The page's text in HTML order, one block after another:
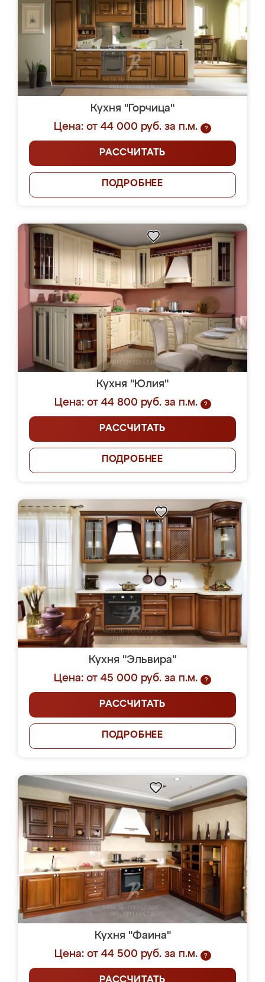
Кухня "Горчица"
Цена: от 44 000 руб. за п.м.
?
РАССЧИТАТЬ
ПОДРОБНЕЕ
Кухня "Юлия"
Цена: от 44 800 руб. за п.м.
?
РАССЧИТАТЬ
ПОДРОБНЕЕ
Кухня "Эльвира"
Цена: от 45 000 руб. за п.м.
?
РАССЧИТАТЬ
ПОДРОБНЕЕ
Кухня "Фаина"
Цена: от 44 500 руб. за п.м.
?